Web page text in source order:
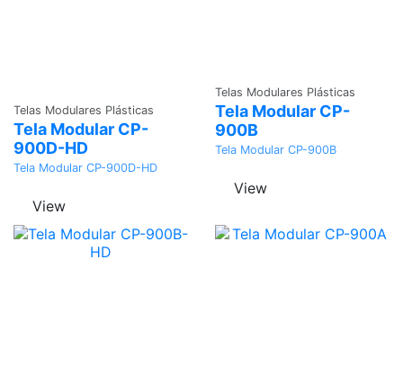
Telas Modulares Plásticas
Tela Modular CP-
900D-HD
Tela Modular CP-900D-HD
View
Telas Modulares Plásticas
Tela Modular CP-
900B
Tela Modular CP-900B
View